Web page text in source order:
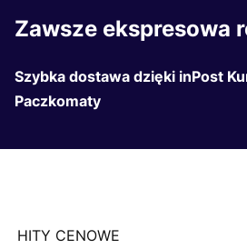
Zawsze ekspresowa
Szybka dostawa dzięki inPost
Paczkomaty
HITY CENOWE